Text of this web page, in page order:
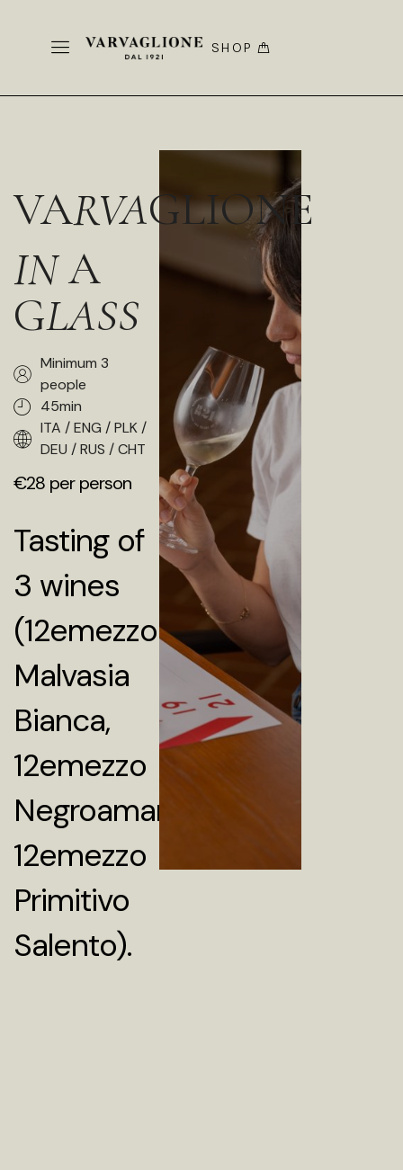
SHOP
VARVAGLIONE
INA
GLASS
Minimum 3
people
45min
ITA / ENG / PLK /
DEU / RUS / CHT
€28 per person
Tasting of
3 wines
(12emezzo
Malvasia
Bianca,
12emezzo
Negroamaro,
12emezzo
Primitivo
Salento).